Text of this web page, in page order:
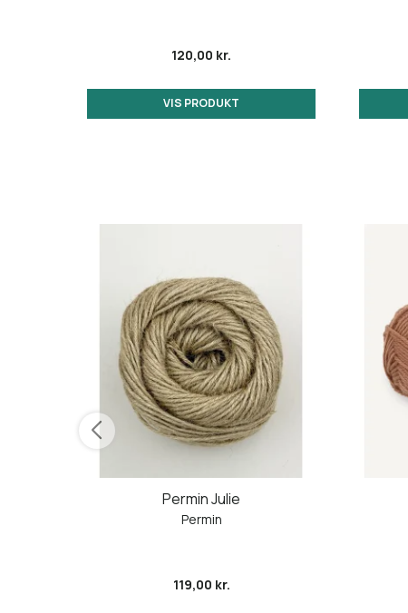
120,00 kr.
VIS PRODUKT
Permin Julie
Permin
119,00 kr.